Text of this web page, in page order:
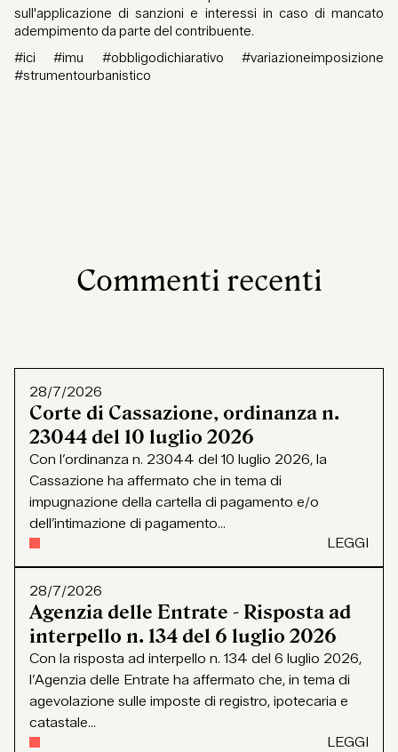
sull'applicazione di sanzioni e interessi in caso di mancato
adempimento da parte del contribuente.
#ici #imu #obbligodichiarativo #variazioneimposizione
#strumentourbanistico
Commenti recenti
28/7/2026
Corte di Cassazione, ordinanza n.
23044 del 10 luglio 2026
Con l’ordinanza n. 23044 del 10 luglio 2026, la
Cassazione ha affermato che in tema di
impugnazione della cartella di pagamento e/o
dell’intimazione di pagamento...
LEGGI
28/7/2026
Agenzia delle Entrate - Risposta ad
interpello n. 134 del 6 luglio 2026
Con la risposta ad interpello n. 134 del 6 luglio 2026,
l’Agenzia delle Entrate ha affermato che, in tema di
agevolazione sulle imposte di registro, ipotecaria e
catastale...
LEGGI